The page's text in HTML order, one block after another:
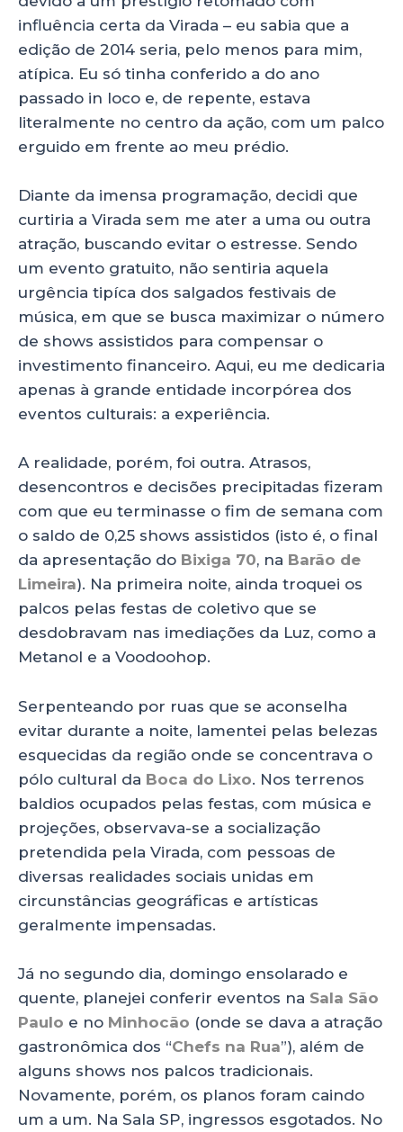
influência certa da Virada – eu sabia que a
edição de 2014 seria, pelo menos para mim,
atípica. Eu só tinha conferido a do ano
passado in loco e, de repente, estava
literalmente no centro da ação, com um palco
erguido em frente ao meu prédio.
Diante da imensa programação, decidi que
curtiria a Virada sem me ater a uma ou outra
atração, buscando evitar o estresse. Sendo
um evento gratuito, não sentiria aquela
urgência tipíca dos salgados festivais de
música, em que se busca maximizar o número
de shows assistidos para compensar o
investimento financeiro. Aqui, eu me dedicaria
apenas à grande entidade incorpórea dos
eventos culturais: a experiência.
A realidade, porém, foi outra. Atrasos,
desencontros e decisões precipitadas fizeram
com que eu terminasse o fim de semana com
o saldo de 0,25 shows assistidos (isto é, o final
da apresentação do Bixiga 70, na Barão de
Limeira). Na primeira noite, ainda troquei os
palcos pelas festas de coletivo que se
desdobravam nas imediações da Luz, como a
Metanol e a Voodoohop.
Serpenteando por ruas que se aconselha
evitar durante a noite, lamentei pelas belezas
esquecidas da região onde se concentrava o
pólo cultural da Boca do Lixo. Nos terrenos
baldios ocupados pelas festas, com música e
projeções, observava-se a socialização
pretendida pela Virada, com pessoas de
diversas realidades sociais unidas em
circunstâncias geográficas e artísticas
geralmente impensadas.
Já no segundo dia, domingo ensolarado e
quente, planejei conferir eventos na Sala São
Paulo e no Minhocão (onde se dava a atração
gastronômica dos “Chefs na Rua”), além de
alguns shows nos palcos tradicionais.
Novamente, porém, os planos foram caindo
um a um. Na Sala SP, ingressos esgotados. No